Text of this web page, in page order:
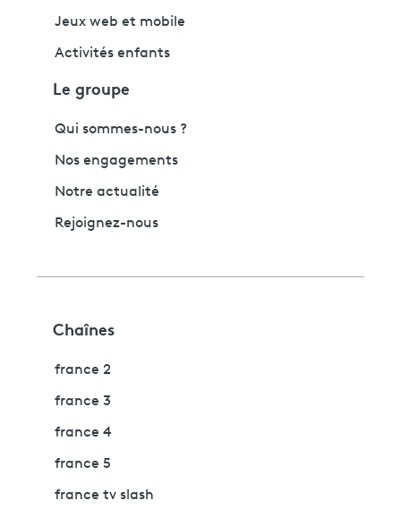
Jeux web et mobile
Activités enfants
Le groupe
Qui sommes-nous ?
Nos engagements
Notre actualité
Rejoignez-nous
Chaînes
france 2
france 3
france 4
france 5
france tv slash